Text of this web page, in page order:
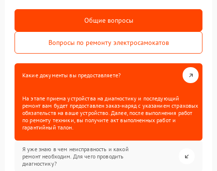
Общие вопросы
Вопросы по ремонту электросамокатов
Какие документы вы предоставляете?
На этапе приема устройства на диагностику и последующий
ремонт вам будет предоставлен заказ-наряд с указанием страховых
обязательств на ваше устройство. Далее, после выполнения работ
по ремонту техники, вы получите акт выполненных работ и
гарантийный талон.
Я уже знаю в чем неисправность и какой
ремонт необходим. Для чего проводить
диагностику?